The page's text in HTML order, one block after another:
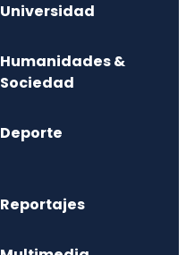
Universidad
Humanidades &
Sociedad
Deporte
Reportajes